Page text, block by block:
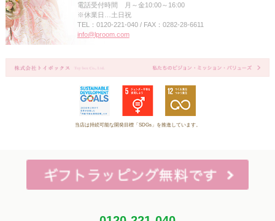
電話受付時間 月～金10:00～16:00
※休業日…土日祝
TEL：0120-221-040 / FAX：0282-28-6611
info@lproom.com
当店は持続可能な開発目標「SDGs」を推進しています。